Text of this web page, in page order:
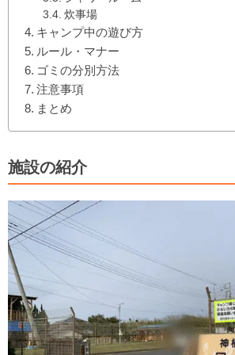
炊事場
キャンプ中の遊び方
ルール・マナー
ゴミの分別方法
注意事項
まとめ
施設の紹介